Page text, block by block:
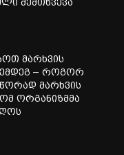
მარხვის
– როგორ
მარხვის
ორგანიზმმა